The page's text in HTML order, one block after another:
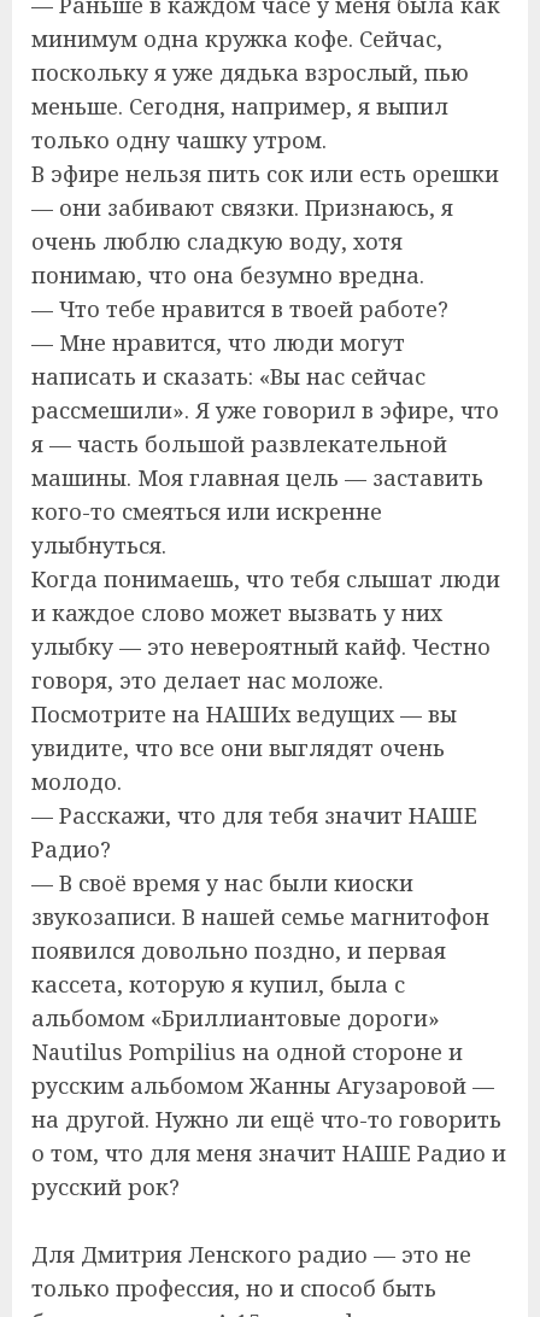
минимум одна кружка кофе. Сейчас,
поскольку я уже дядька взрослый, пью
меньше. Сегодня, например, я выпил
только одну чашку утром.
В эфире нельзя пить сок или есть орешки
— они забивают связки. Признаюсь, я
очень люблю сладкую воду, хотя
понимаю, что она безумно вредна.
— Что тебе нравится в твоей работе?
— Мне нравится, что люди могут
написать и сказать: «Вы нас сейчас
рассмешили». Я уже говорил в эфире, что
я — часть большой развлекательной
машины. Моя главная цель — заставить
кого-то смеяться или искренне
улыбнуться.
Когда понимаешь, что тебя слышат люди
и каждое слово может вызвать у них
улыбку — это невероятный кайф. Честно
говоря, это делает нас моложе.
Посмотрите на НАШИх ведущих — вы
увидите, что все они выглядят очень
молодо.
— Расскажи, что для тебя значит НАШЕ
Радио?
— В своё время у нас были киоски
звукозаписи. В нашей семье магнитофон
появился довольно поздно, и первая
кассета, которую я купил, была с
альбомом «Бриллиантовые дороги»
Nautilus Pompilius на одной стороне и
русским альбомом Жанны Агузаровой —
на другой. Нужно ли ещё что-то говорить
о том, что для меня значит НАШЕ Радио и
русский рок?
Для Дмитрия Ленского радио — это не
только профессия, но и способ быть